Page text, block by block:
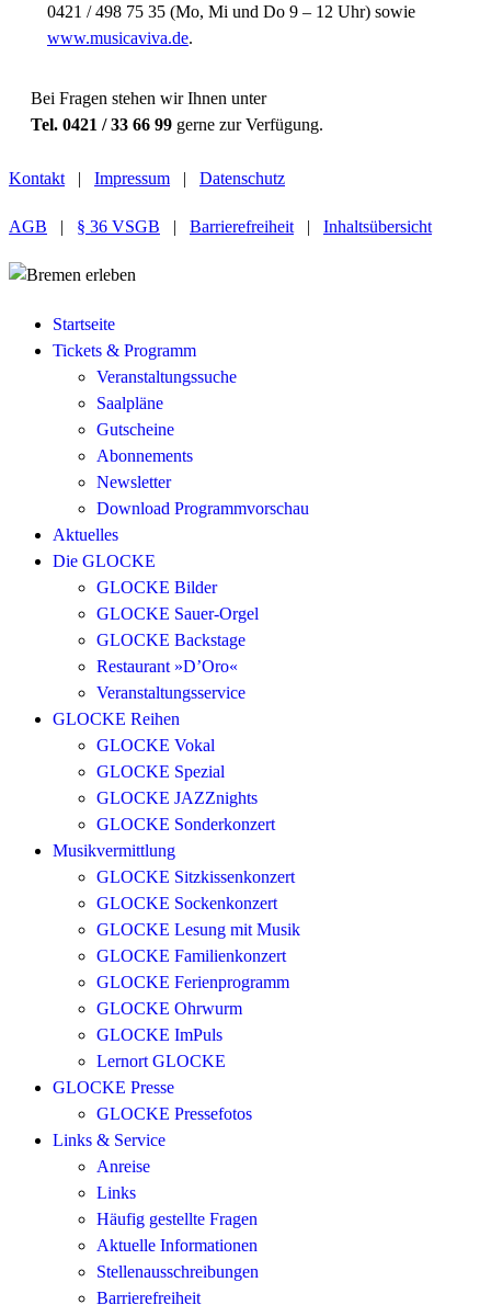
0421 / 498 75 35 (Mo, Mi und Do 9 – 12 Uhr) sowie
www.musicaviva.de.
Bei Fragen stehen wir Ihnen unter
Tel. 0421 / 33 66 99 gerne zur Verfügung.
Kontakt | Impressum | Datenschutz
AGB | § 36 VSGB | Barrierefreiheit | Inhaltsübersicht
Startseite
Tickets & Programm
Veranstaltungssuche
Saalpläne
Gutscheine
Abonnements
Newsletter
Download Programmvorschau
Aktuelles
Die GLOCKE
GLOCKE Bilder
GLOCKE Sauer-Orgel
GLOCKE Backstage
Restaurant »D’Oro«
Veranstaltungsservice
GLOCKE Reihen
GLOCKE Vokal
GLOCKE Spezial
GLOCKE JAZZnights
GLOCKE Sonderkonzert
Musikvermittlung
GLOCKE Sitzkissenkonzert
GLOCKE Sockenkonzert
GLOCKE Lesung mit Musik
GLOCKE Familienkonzert
GLOCKE Ferienprogramm
GLOCKE Ohrwurm
GLOCKE ImPuls
Lernort GLOCKE
GLOCKE Presse
GLOCKE Pressefotos
Links & Service
Anreise
Links
Häufig gestellte Fragen
Aktuelle Informationen
Stellenausschreibungen
Barrierefreiheit